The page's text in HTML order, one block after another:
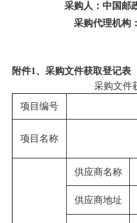
采购人：中国邮
采购代理机构
附件1、采购文件获取登记表
采购文件
项目编号
项目名称
供应商名称
供应商地址